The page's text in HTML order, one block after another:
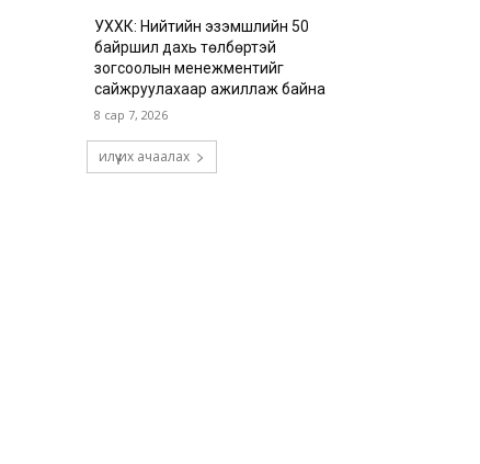
УХХК: Нийтийн эзэмшлийн 50
байршил дахь төлбөртэй
зогсоолын менежментийг
сайжруулахаар ажиллаж байна
8 сар 7, 2026
илүү их ачаалах